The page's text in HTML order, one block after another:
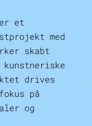
et
med
skabt
kunstneriske
drives
på
og